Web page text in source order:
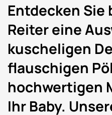
Entdecken Sie
Reiter eine
kuscheligen
flauschigen
hochwertigen
Ihr Baby.